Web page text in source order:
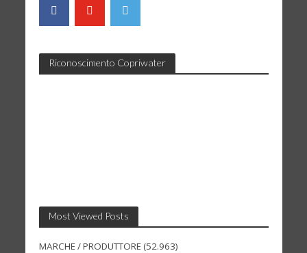
Riconoscimento Copriwater
Most Viewed Posts
MARCHE / PRODUTTORE(52.963)